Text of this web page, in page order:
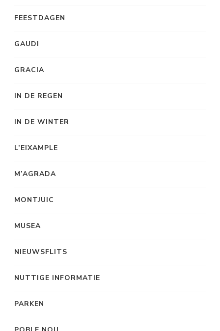
FEESTDAGEN
GAUDI
GRACIA
IN DE REGEN
IN DE WINTER
L’EIXAMPLE
M’AGRADA
MONTJUIC
MUSEA
NIEUWSFLITS
NUTTIGE INFORMATIE
PARKEN